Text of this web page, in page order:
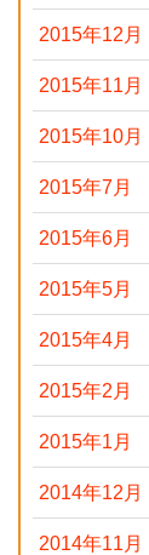
2015年12月
2015年11月
2015年10月
2015年7月
2015年6月
2015年5月
2015年4月
2015年2月
2015年1月
2014年12月
2014年11月